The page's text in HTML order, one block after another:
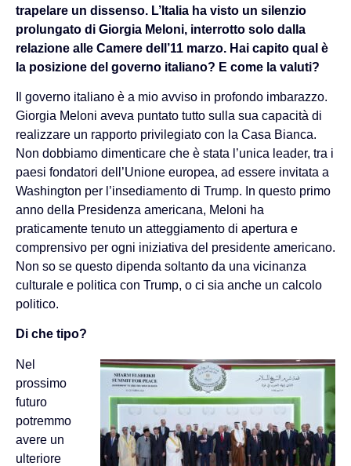
trapelare un dissenso. L’Italia ha visto un silenzio
prolungato di Giorgia Meloni, interrotto solo dalla
relazione alle Camere dell’11 marzo. Hai capito qual è
la posizione del governo italiano? E come la valuti?
Il governo italiano è a mio avviso in profondo imbarazzo.
Giorgia Meloni aveva puntato tutto sulla sua capacità di
realizzare un rapporto privilegiato con la Casa Bianca.
Non dobbiamo dimenticare che è stata l’unica leader, tra i
paesi fondatori dell’Unione europea, ad essere invitata a
Washington per l’insediamento di Trump. In questo primo
anno della Presidenza americana, Meloni ha
praticamente tenuto un atteggiamento di apertura e
comprensivo per ogni iniziativa del presidente americano.
Non so se questo dipenda soltanto da una vicinanza
culturale e politica con Trump, o ci sia anche un calcolo
politico.
Di che tipo?
Nel
prossimo
futuro
potremmo
avere un
ulteriore